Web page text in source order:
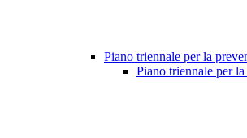
Piano triennale per la
Piano triennale per